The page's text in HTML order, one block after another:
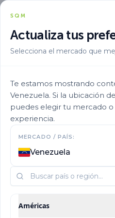
SQM
Actualiza tus
Selecciona el mercado que
Te estamos mostrando
Venezuela. Si la ubicación
puedes elegir tu mercado o
experiencia.
MERCADO / PAÍS:
Venezuela
Américas
Nuestra